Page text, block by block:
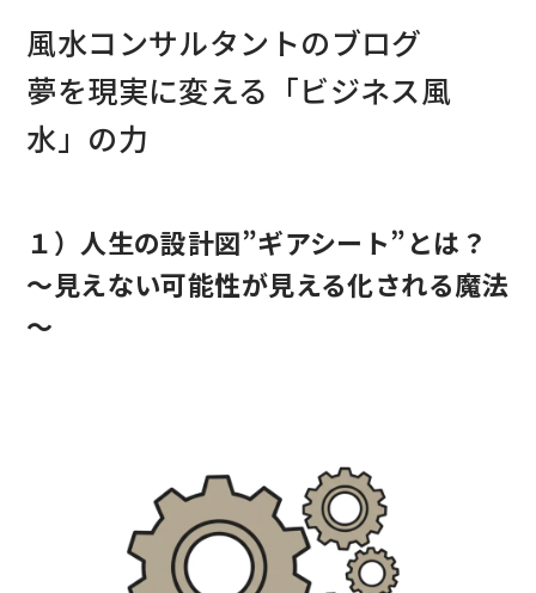
風水コンサルタントのブログ
夢を現実に変える「ビジネス風
水」の力
１）人生の設計図”ギアシート”とは？
～見えない可能性が見える化される魔法
～